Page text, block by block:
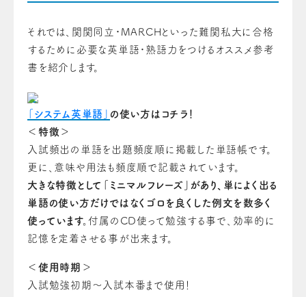
それでは、関関同立・MARCHといった難関私大に合格
するために必要な英単語・熟語力をつけるオススメ参考
書を紹介します。
「システム英単語」 の使い方はコチラ！
＜特徴＞
入試頻出の単語を出題頻度順に掲載した単語帳です。
更に、意味や用法も頻度順で記載されています。
大きな特徴として「ミニマルフレーズ」があり、単によく出る
単語の使い方だけではなくゴロを良くした例文を数多く
使っています。付属のCD使って勉強する事で、効率的に
記憶を定着させる事が出来ます。
＜使用時期＞
入試勉強初期～入試本番まで使用！